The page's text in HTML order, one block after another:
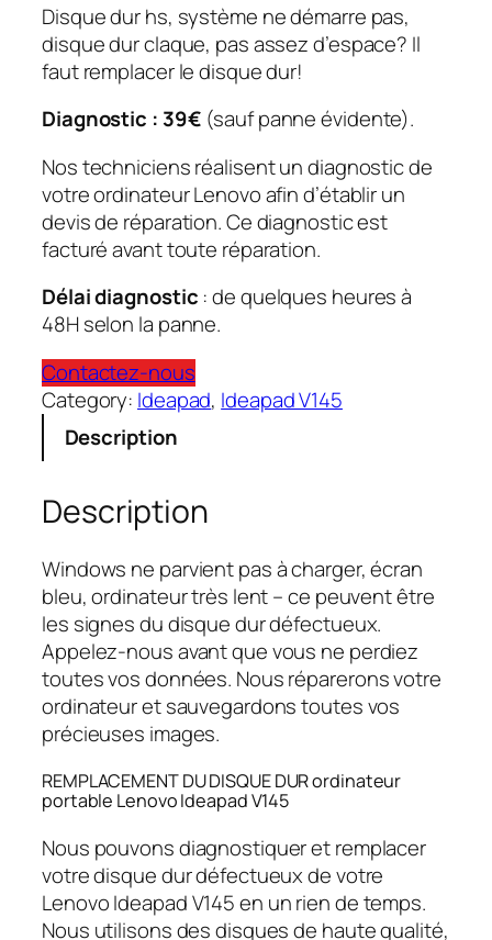
Disque dur hs, système ne démarre pas,
disque dur claque, pas assez d’espace? Il
faut remplacer le disque dur!
Diagnostic : 39€ (sauf panne évidente).
Nos techniciens réalisent un diagnostic de
votre ordinateur Lenovo afin d’établir un
devis de réparation. Ce diagnostic est
facturé avant toute réparation.
Délai diagnostic : de quelques heures à
48H selon la panne.
Contactez-nous
Category: Ideapad, Ideapad V145
Description
Description
Windows ne parvient pas à charger, écran
bleu, ordinateur très lent – ce peuvent être
les signes du disque dur défectueux.
Appelez-nous avant que vous ne perdiez
toutes vos données. Nous réparerons votre
ordinateur et sauvegardons toutes vos
précieuses images.
REMPLACEMENT DU DISQUE DUR ordinateur
portable Lenovo Ideapad V145
Nous pouvons diagnostiquer et remplacer
votre disque dur défectueux de votre
Lenovo Ideapad V145 en un rien de temps.
Nous utilisons des disques de haute qualité,